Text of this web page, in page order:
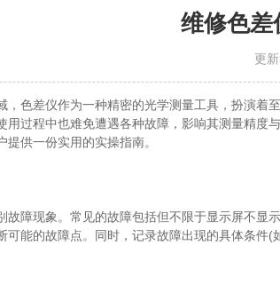
维修色差
更新
差仪作为一种精密的光学测量工具，扮演着
用过程中也难免遭遇各种故障，影响其测量精度
供一份实用的实操指南。
现象。常见的故障包括但不限于显示屏不显
可能的故障点。同时，记录故障出现的具体条件